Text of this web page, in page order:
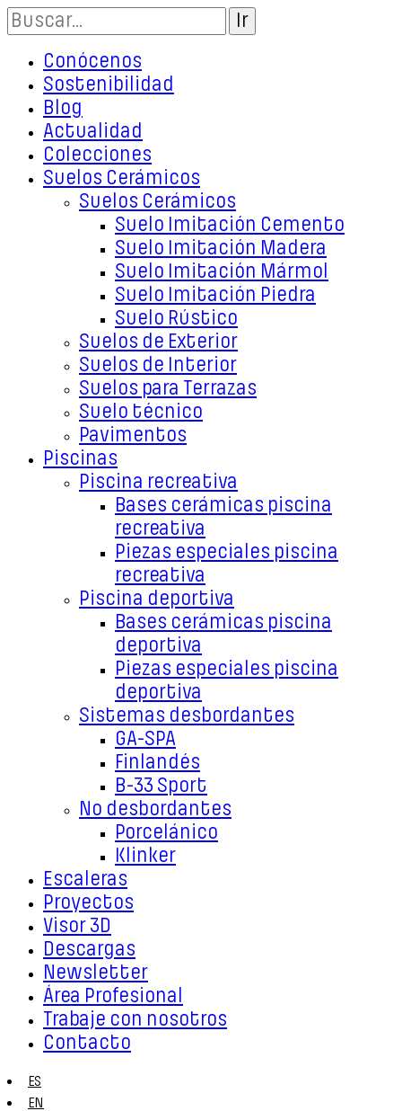
Conócenos
Sostenibilidad
Blog
Actualidad
Colecciones
Suelos Cerámicos
Suelos Cerámicos
Suelo Imitación Cemento
Suelo Imitación Madera
Suelo Imitación Mármol
Suelo Imitación Piedra
Suelo Rústico
Suelos de Exterior
Suelos de Interior
Suelos para Terrazas
Suelo técnico
Pavimentos
Piscinas
Piscina recreativa
Bases cerámicas piscina
recreativa
Piezas especiales piscina
recreativa
Piscina deportiva
Bases cerámicas piscina
deportiva
Piezas especiales piscina
deportiva
Sistemas desbordantes
GA-SPA
Finlandés
B-33 Sport
No desbordantes
Porcelánico
Klinker
Escaleras
Proyectos
Visor 3D
Descargas
Newsletter
Área Profesional
Trabaje con nosotros
Contacto
ES
EN